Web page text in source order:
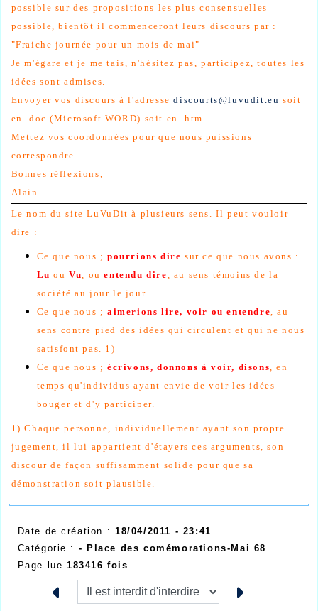
possible sur des propositions les plus consensuelles
possible, bientôt il commenceront leurs discours par :
"Fraiche journée pour un mois de mai"
Je m'égare et je me tais, n'hésitez pas, participez, toutes les
idées sont admises.
Envoyer vos discours à l'adressediscourts@luvudit.eu soit
en .doc (Microsoft WORD) soit en .htm
Mettez vos coordonnées pour que nous puissions
correspondre.
Bonnes réflexions,
Alain.
Le nom du site LuVuDit à plusieurs sens. Il peut vouloir
dire :
Ce que nous ; pourrions dire sur ce que nous avons :
Lu ouVu, ouentendu dire, au sens témoins de la
société au jour le jour.
Ce que nous ; aimerions lire, voir ou entendre, au
sens contre pied des idées qui circulent et qui ne nous
satisfont pas. 1)
Ce que nous ; écrivons, donnons à voir, disons, en
temps qu'individus ayant envie de voir les idées
bouger et d'y participer.
1) Chaque personne, individuellement ayant son propre
jugement, il lui appartient d'étayers ces arguments, son
discour de façon suffisamment solide pour que sa
démonstration soit plausible.
Date de création : 18/04/2011 - 23:41
Catégorie : - Place des comémorations-Mai 68
Page lue 183416 fois